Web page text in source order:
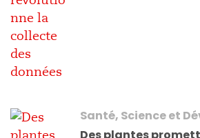
Santé, Science et